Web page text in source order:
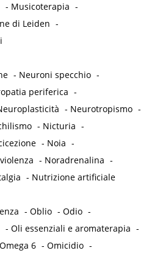
- Musicoterapia -
di Leiden -
- Neuroni specchio -
periferica -
- Neurotropismo -
- Nicturia -
- Noia -
- Noradrenalina -
- Nutrizione artificiale
-Oblio -Odio -
-Oli essenziali e aromaterapia -
6 -Omicidio -